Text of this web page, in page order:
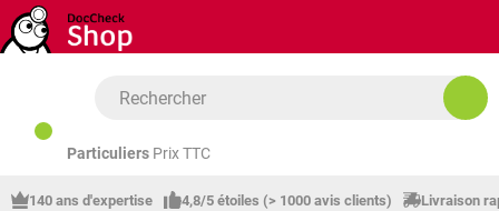
Passer au contenu principal
Particuliers Prix TTC
140 ans d'expertise 4,8/5 étoiles (> 1000 avis clients) Livraison